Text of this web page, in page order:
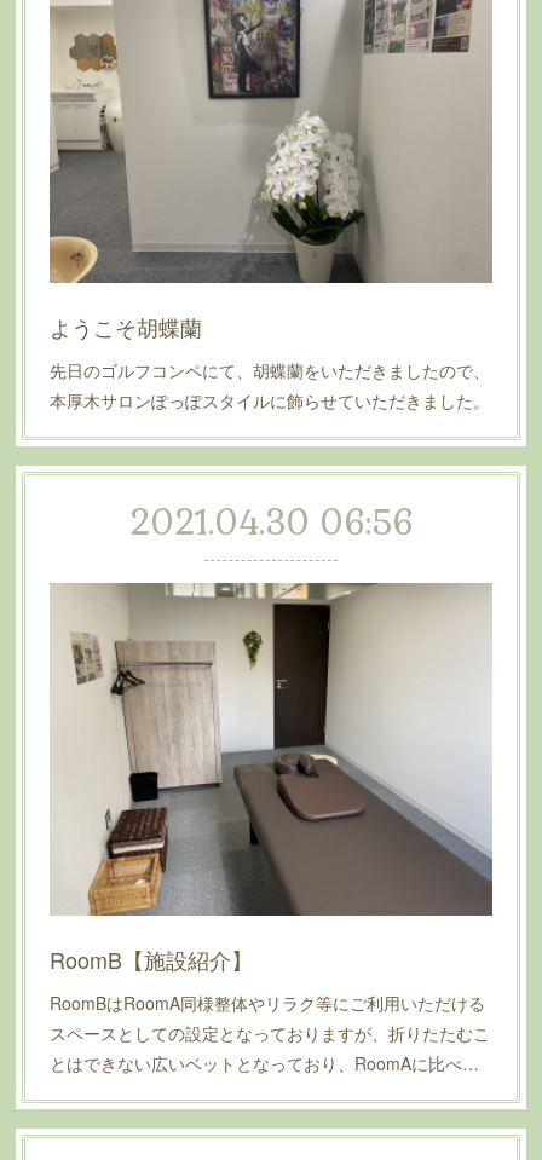
ようこそ胡蝶蘭
先日のゴルフコンペにて、胡蝶蘭をいただきましたので、
本厚木サロンぽっぽスタイルに飾らせていただきました。
2021.04.30 06:56
RoomB【施設紹介】
RoomBはRoomA同様整体やリラク等にご利用いただける
スペースとしての設定となっておりますが、折りたたむこ
とはできない広いベットとなっており、RoomAに比べ…